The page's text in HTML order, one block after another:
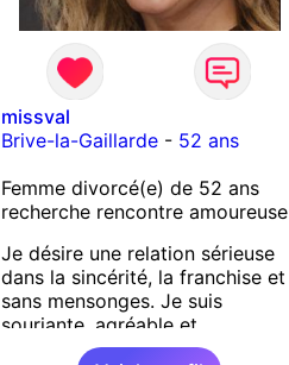
missval
Brive-la-Gaillarde- 52 ans
Femme divorcé(e) de 52 ans
recherche rencontre amoureuse
Je désire une relation sérieuse
dans la sincérité, la franchise et
sans mensonges. Je suis
souriante, agréable et
respectueuse tout en désirant